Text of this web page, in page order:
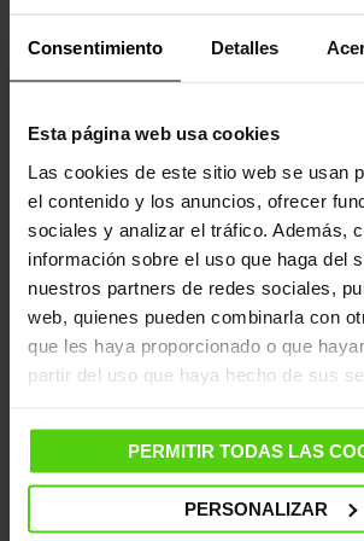
Consentimiento Detalles
Esta página web usa cookies
Las cookies de este sitio web se usan
el contenido y los anuncios, ofrecer
sociales y analizar el tráfico. Además,
información sobre el uso que haga del
nuestros partners de redes sociales,
web, quienes pueden combinarla con
que les haya proporcionado o que
partir del uso que haya hecho de sus
PERMITIR TODAS LAS
PERSONALIZAR
prestaciones
DesdePolti ofrecemos modelos de
verticales de vapor de última
Polti Vaporella Vertical Styler GSF60
Polti Vaporella Vertical Styler
Esta plancha vertical de vapor puede
trabajar en menos de un minuto, y
eficiente en la eliminación de
malos olores, ya sea en las prendas
del hogar.
Además, ofrece una autonomía